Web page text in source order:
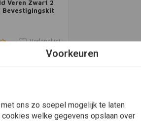
informatie
Veren Zwart 2
Bevestigingskit
Verlanglijst
Voorkeuren
ons zo soepel mogelijk te laten
welke gegevens opslaan over